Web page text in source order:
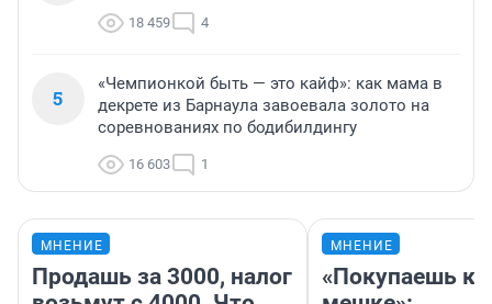
18 459 4
5
«Чемпионкой быть — это кайф»: как мама в
декрете из Барнаула завоевала золото на
соревнованиях по бодибилдингу
16 603 1
МНЕНИЕ
Продашь за 3000, налог
МНЕНИЕ
«Покупаешь